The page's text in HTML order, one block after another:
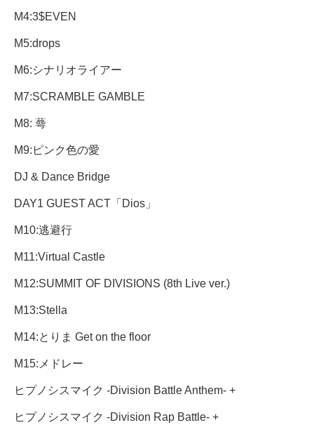
M4:3$EVEN
M5:drops
M6:シナリオライアー
M7:SCRAMBLE GAMBLE
M8: 蕚
M9:ピンク色の愛
DJ & Dance Bridge
DAY1 GUEST ACT「Dios」
M10:逃避行
M11:Virtual Castle
M12:SUMMIT OF DIVISIONS (8th Live ver.)
M13:Stella
M14:とりま Get on the floor
M15:メドレー
ヒプノシスマイク -Division Battle Anthem- +
ヒプノシスマイク -Division Rap Battle- +